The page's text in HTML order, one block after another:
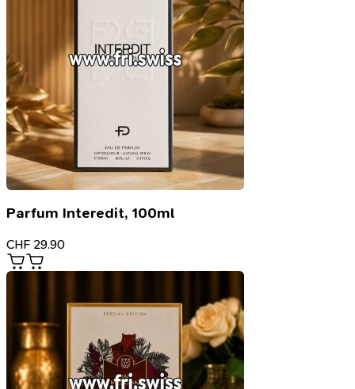
Parfum Interedit, 100ml
CHF 29.90